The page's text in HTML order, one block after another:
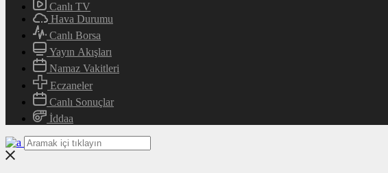
Canlı TV
Hava Durumu
Canlı Borsa
Yayın Akışları
Namaz Vakitleri
Eczaneler
Canlı Sonuçlar
İddaa